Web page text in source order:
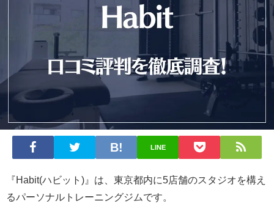
LINE
『Habit(ハビット)』は、東京都内に5店舗のスタジオを構え
るパーソナルトレーニングジムです。